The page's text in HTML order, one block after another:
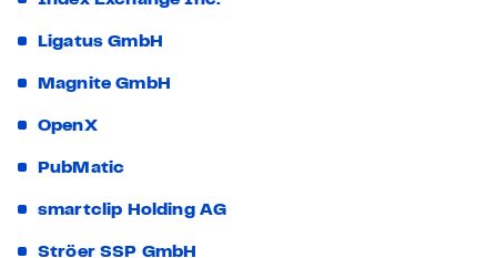
Ligatus GmbH
Magnite GmbH
OpenX
PubMatic
smartclip Holding AG
Ströer SSP GmbH